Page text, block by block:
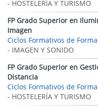
- HOSTELERÍA Y TURISMO
FP Grado Superior en
Imagen
Ciclos Formativos de
- IMAGEN Y SONIDO
FP Grado Superior en
Distancia
Ciclos Formativos de
- HOSTELERÍA Y TURISMO